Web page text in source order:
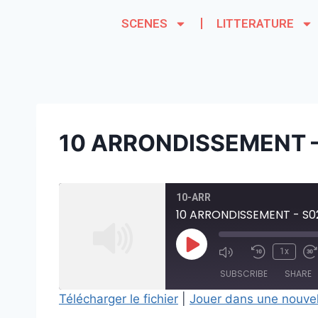
SCENES LITTERATURE
10 ARRONDISSEMENT
10-ARR
10 ARRONDISSEMENT -
1x
SUBSCRIBE SHARE
Télécharger le fichier Jouer dans une